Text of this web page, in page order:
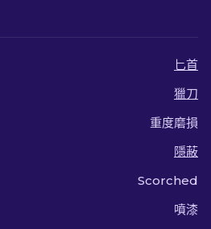
匕首
獵刀
重度磨損
隱蔽
Scorched
噴漆